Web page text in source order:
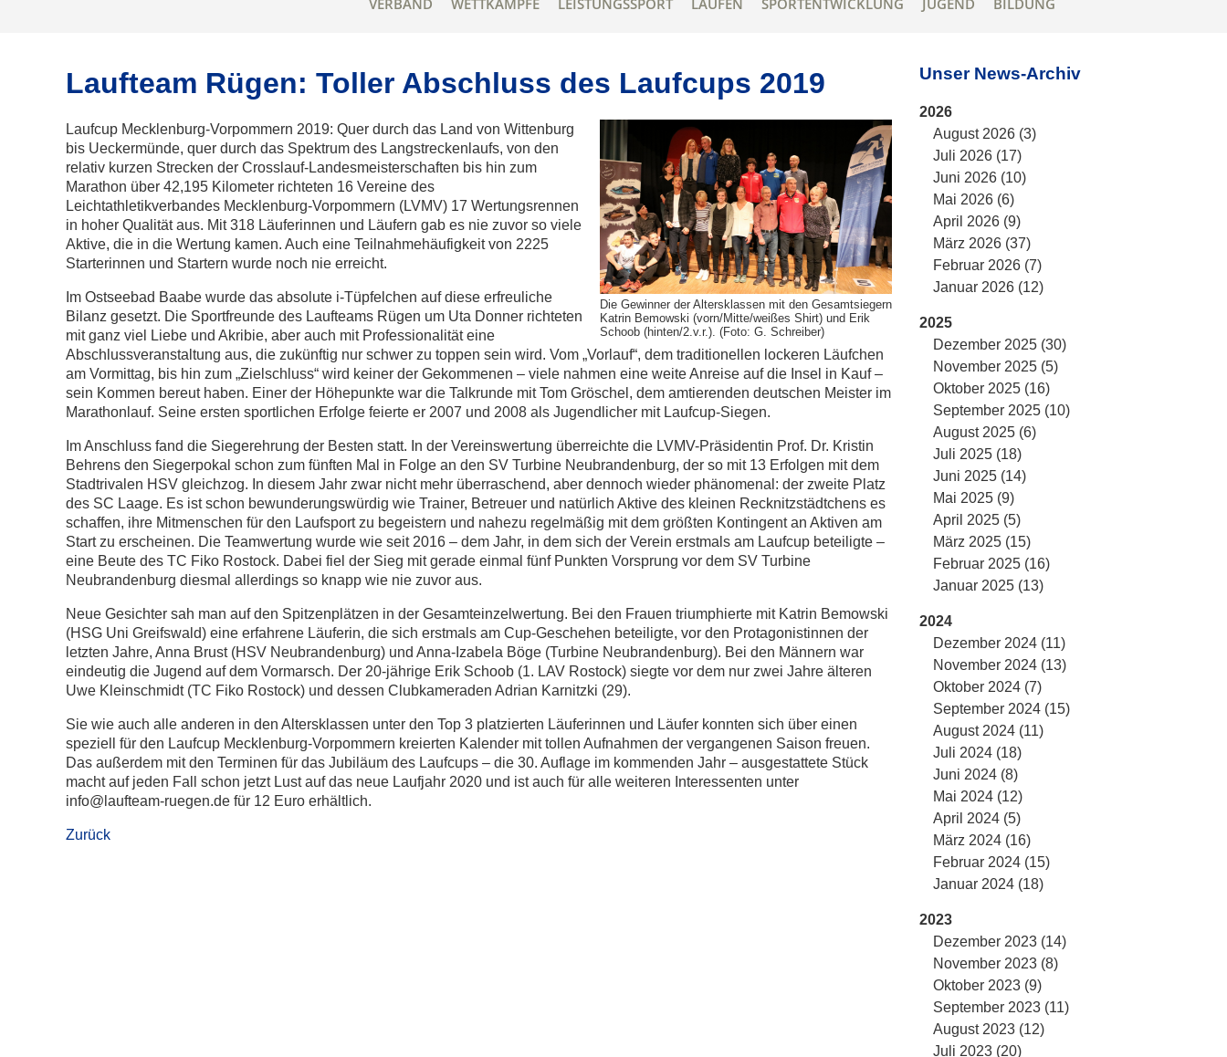
VERBAND WETTKÄMPFE LEISTUNGSSPORT LAUFEN SPORTENTWICKLUNG JUGEND BILDUNG
Laufteam Rügen: Toller Abschluss des Laufcups 2019
Die Gewinner der Altersklassen mit den Gesamtsiegern
Katrin Bemowski (vorn/Mitte/weißes Shirt) und Erik
Schoob (hinten/2.v.r.). (Foto: G. Schreiber)
Laufcup Mecklenburg-Vorpommern 2019: Quer durch das Land von Wittenburg
bis Ueckermünde, quer durch das Spektrum des Langstreckenlaufs, von den
relativ kurzen Strecken der Crosslauf-Landesmeisterschaften bis hin zum
Marathon über 42,195 Kilometer richteten 16 Vereine des
Leichtathletikverbandes Mecklenburg-Vorpommern (LVMV) 17 Wertungsrennen
in hoher Qualität aus. Mit 318 Läuferinnen und Läufern gab es nie zuvor so viele
Aktive, die in die Wertung kamen. Auch eine Teilnahmehäufigkeit von 2225
Starterinnen und Startern wurde noch nie erreicht.
Im Ostseebad Baabe wurde das absolute i-Tüpfelchen auf diese erfreuliche
Bilanz gesetzt. Die Sportfreunde des Laufteams Rügen um Uta Donner richteten
mit ganz viel Liebe und Akribie, aber auch mit Professionalität eine
Abschlussveranstaltung aus, die zukünftig nur schwer zu toppen sein wird. Vom „Vorlauf“, dem traditionellen lockeren Läufchen
am Vormittag, bis hin zum „Zielschluss“ wird keiner der Gekommenen – viele nahmen eine weite Anreise auf die Insel in Kauf –
sein Kommen bereut haben. Einer der Höhepunkte war die Talkrunde mit Tom Gröschel, dem amtierenden deutschen Meister im
Marathonlauf. Seine ersten sportlichen Erfolge feierte er 2007 und 2008 als Jugendlicher mit Laufcup-Siegen.
Im Anschluss fand die Siegerehrung der Besten statt. In der Vereinswertung überreichte die LVMV-Präsidentin Prof. Dr. Kristin
Behrens den Siegerpokal schon zum fünften Mal in Folge an den SV Turbine Neubrandenburg, der so mit 13 Erfolgen mit dem
Stadtrivalen HSV gleichzog. In diesem Jahr zwar nicht mehr überraschend, aber dennoch wieder phänomenal: der zweite Platz
des SC Laage. Es ist schon bewunderungswürdig wie Trainer, Betreuer und natürlich Aktive des kleinen Recknitzstädtchens es
schaffen, ihre Mitmenschen für den Laufsport zu begeistern und nahezu regelmäßig mit dem größten Kontingent an Aktiven am
Start zu erscheinen. Die Teamwertung wurde wie seit 2016 – dem Jahr, in dem sich der Verein erstmals am Laufcup beteiligte –
eine Beute des TC Fiko Rostock. Dabei fiel der Sieg mit gerade einmal fünf Punkten Vorsprung vor dem SV Turbine
Neubrandenburg diesmal allerdings so knapp wie nie zuvor aus.
Neue Gesichter sah man auf den Spitzenplätzen in der Gesamteinzelwertung. Bei den Frauen triumphierte mit Katrin Bemowski
(HSG Uni Greifswald) eine erfahrene Läuferin, die sich erstmals am Cup-Geschehen beteiligte, vor den Protagonistinnen der
letzten Jahre, Anna Brust (HSV Neubrandenburg) und Anna-Izabela Böge (Turbine Neubrandenburg). Bei den Männern war
eindeutig die Jugend auf dem Vormarsch. Der 20-jährige Erik Schoob (1. LAV Rostock) siegte vor dem nur zwei Jahre älteren
Uwe Kleinschmidt (TC Fiko Rostock) und dessen Clubkameraden Adrian Karnitzki (29).
Sie wie auch alle anderen in den Altersklassen unter den Top 3 platzierten Läuferinnen und Läufer konnten sich über einen
speziell für den Laufcup Mecklenburg-Vorpommern kreierten Kalender mit tollen Aufnahmen der vergangenen Saison freuen.
Das außerdem mit den Terminen für das Jubiläum des Laufcups – die 30. Auflage im kommenden Jahr – ausgestattete Stück
macht auf jeden Fall schon jetzt Lust auf das neue Laufjahr 2020 und ist auch für alle weiteren Interessenten unter
info@laufteam-ruegen.de für 12 Euro erhältlich.
Zurück
Unser News-Archiv
2026
August 2026 (3)
Juli 2026 (17)
Juni 2026 (10)
Mai 2026 (6)
April 2026 (9)
März 2026 (37)
Februar 2026 (7)
Januar 2026 (12)
2025
Dezember 2025 (30)
November 2025 (5)
Oktober 2025 (16)
September 2025 (10)
August 2025 (6)
Juli 2025 (18)
Juni 2025 (14)
Mai 2025 (9)
April 2025 (5)
März 2025 (15)
Februar 2025 (16)
Januar 2025 (13)
2024
Dezember 2024 (11)
November 2024 (13)
Oktober 2024 (7)
September 2024 (15)
August 2024 (11)
Juli 2024 (18)
Juni 2024 (8)
Mai 2024 (12)
April 2024 (5)
März 2024 (16)
Februar 2024 (15)
Januar 2024 (18)
2023
Dezember 2023 (14)
November 2023 (8)
Oktober 2023 (9)
September 2023 (11)
August 2023 (12)
Juli 2023 (20)